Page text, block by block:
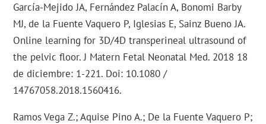
García-Mejido JA, Fernández Palacín A, Bonomi Barby
MJ, de la Fuente Vaquero P, Iglesias E, Sainz Bueno JA.
Online learning for 3D/4D transperineal ultrasound of
the pelvic floor. J Matern Fetal Neonatal Med. 2018 18
de diciembre: 1-221. Doi: 10.1080 /
14767058.2018.1560416.
Ramos Vega Z.; Aquise Pino A.; De la Fuente Vaquero P;